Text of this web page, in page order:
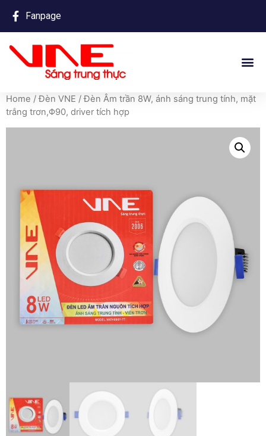
Fanpage
Home /Đèn VNE / Đèn Âm trần 8W, ánh sáng trung tính, mặt
trắng trơn,Φ90, driver tích hợp